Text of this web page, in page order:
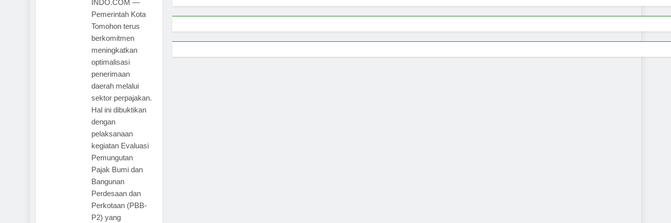
INDO.COM —
Pemerintah Kota
Tomohon terus
berkomitmen
meningkatkan
optimalisasi
penerimaan
daerah melalui
sektor perpajakan.
Hal ini dibuktikan
dengan
pelaksanaan
kegiatan Evaluasi
Pemungutan
Pajak Bumi dan
Bangunan
Perdesaan dan
Perkotaan (PBB-
P2) yang